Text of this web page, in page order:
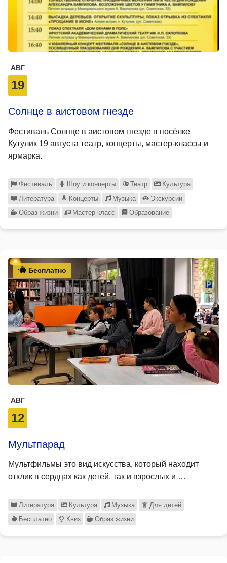
АВГ
19
Солнце в аистовом гнезде
Фестиваль Солнце в аистовом гнезде в посёлке
Кутулик 19 августа театр, концерты, мастер-классы и
ярмарка.
Фестиваль Шоу и концерты Театр
Культура
Литература
Концерты Музыка
Экскурсии
Образ жизни
Мастер-класс Образование
Бесплатно
АВГ
12
Мультпарад
Мультфильмы это вид искусства, который находит
отклик в сердцах как детей, так и взрослых и …
Литература Культура Музыка
Для детей
Бесплатно
Квиз Образ жизни